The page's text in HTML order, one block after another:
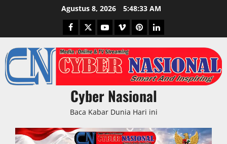
Agustus 8, 2026 5:48:34 AM
Facebook
TwitterYoutubeVimeoPinterestLinkedIn
Cyber Nasional
Baca Kabar Dunia Hari ini